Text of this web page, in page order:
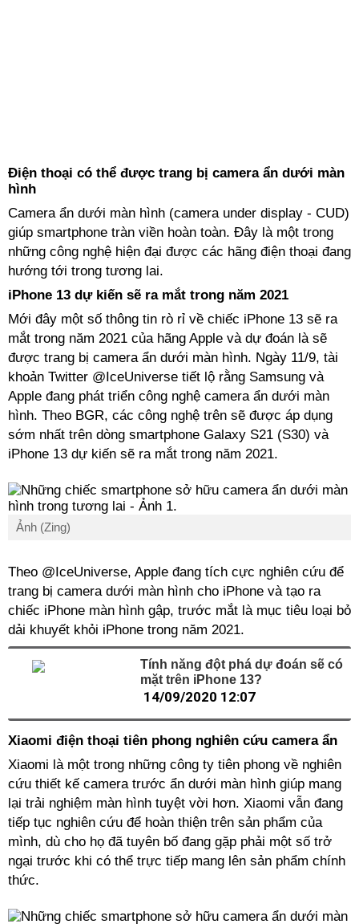
Điện thoại có thể được trang bị camera ẩn dưới màn
hình
Camera ẩn dưới màn hình (camera under display - CUD)
giúp smartphone tràn viền hoàn toàn. Đây là một trong
những công nghệ hiện đại được các hãng điện thoại đang
hướng tới trong tương lai.
iPhone 13 dự kiến sẽ ra mắt trong năm 2021
Mới đây một số thông tin rò rỉ về chiếc iPhone 13 sẽ ra
mắt trong năm 2021 của hãng Apple và dự đoán là sẽ
được trang bị camera ẩn dưới màn hình. Ngày 11/9, tài
khoản Twitter @IceUniverse tiết lộ rằng Samsung và
Apple đang phát triển công nghệ camera ẩn dưới màn
hình. Theo BGR, các công nghệ trên sẽ được áp dụng
sớm nhất trên dòng smartphone Galaxy S21 (S30) và
iPhone 13 dự kiến sẽ ra mắt trong năm 2021.
Ảnh (Zing)
Theo @IceUniverse, Apple đang tích cực nghiên cứu để
trang bị camera dưới màn hình cho iPhone và tạo ra
chiếc iPhone màn hình gập, trước mắt là mục tiêu loại bỏ
dải khuyết khỏi iPhone trong năm 2021.
Tính năng đột phá dự đoán sẽ có
mặt trên iPhone 13?
14/09/2020 12:07
Xiaomi điện thoại tiên phong nghiên cứu camera ẩn
Xiaomi là một trong những công ty tiên phong về nghiên
cứu thiết kế camera trước ẩn dưới màn hình giúp mang
lại trải nghiệm màn hình tuyệt vời hơn. Xiaomi vẫn đang
tiếp tục nghiên cứu để hoàn thiện trên sản phẩm của
mình, dù cho họ đã tuyên bố đang gặp phải một số trở
ngại trước khi có thể trực tiếp mang lên sản phẩm chính
thức.